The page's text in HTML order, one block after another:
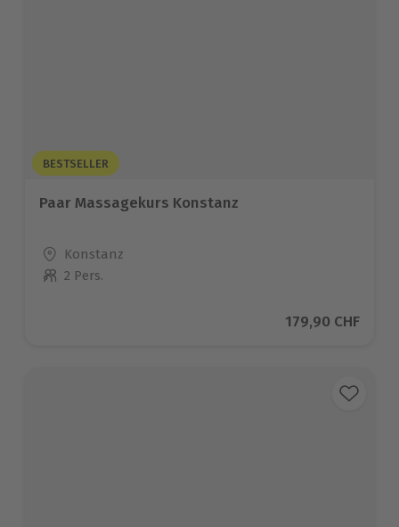
BESTSELLER
Paar Massagekurs Konstanz
Standort
Konstanz
Anzahl der Teilnehmer
2 Pers.
Aktueller Preis
179,90 CHF